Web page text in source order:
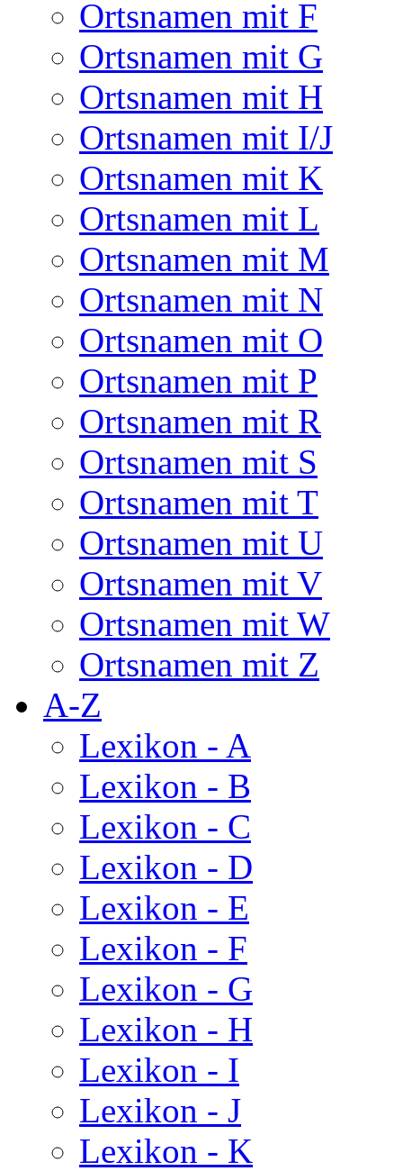
Ortsnamen mit F
Ortsnamen mit G
Ortsnamen mit H
Ortsnamen mit I/J
Ortsnamen mit K
Ortsnamen mit L
Ortsnamen mit M
Ortsnamen mit N
Ortsnamen mit O
Ortsnamen mit P
Ortsnamen mit R
Ortsnamen mit S
Ortsnamen mit T
Ortsnamen mit U
Ortsnamen mit V
Ortsnamen mit W
Ortsnamen mit Z
A-Z
Lexikon - A
Lexikon - B
Lexikon - C
Lexikon - D
Lexikon - E
Lexikon - F
Lexikon - G
Lexikon - H
Lexikon - I
Lexikon - J
Lexikon - K